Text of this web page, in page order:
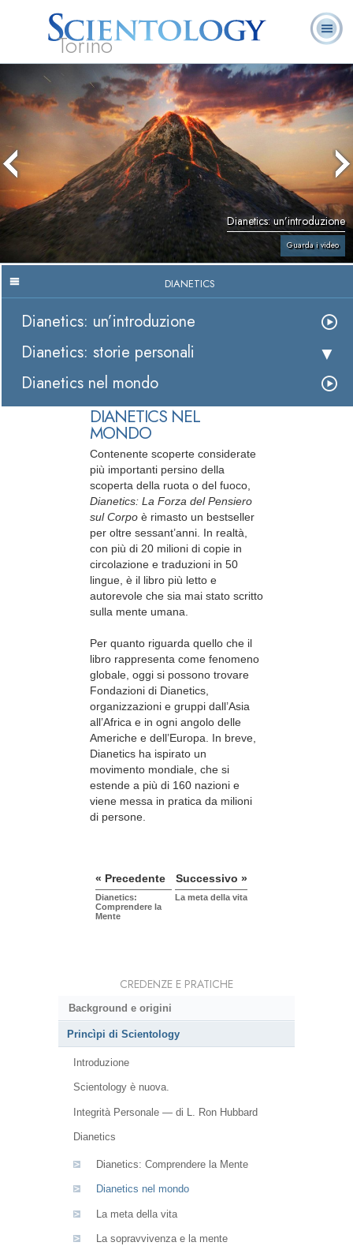
Torino
Fondatore
Che cos’è
Scientology?
Ministri
Volontari
Domande
ricorrenti
Dianetics: un’introduzione
Guarda i video
DIANETICS
Dianetics: un’introduzione
Dianetics: storie personali
Dianetics nel mondo
DIANETICS NEL
MONDO
Contenente scoperte considerate
più importanti persino della
scoperta della ruota o del fuoco,
Dianetics: La Forza del Pensiero
sul Corpo è rimasto un bestseller
per oltre sessant’anni. In realtà,
con più di 20 milioni di copie in
circolazione e traduzioni in 50
lingue, è il libro più letto e
autorevole che sia mai stato scritto
sulla mente umana.
Per quanto riguarda quello che il
libro rappresenta come fenomeno
globale, oggi si possono trovare
Fondazioni di Dianetics,
organizzazioni e gruppi dall’Asia
all’Africa e in ogni angolo delle
Americhe e dell’Europa. In breve,
Dianetics ha ispirato un
movimento mondiale, che si
estende a più di 160 nazioni e
viene messa in pratica da milioni
di persone.
« Precedente
Dianetics:
Comprendere la
Mente
Successivo »
La meta della vita
CREDENZE E PRATICHE
Background e origini
Princìpi di Scientology
Introduzione
Scientology è nuova.
Integrità Personale — di L. Ron Hubbard
Dianetics
Dianetics: Comprendere la Mente
Dianetics nel mondo
La meta della vita
La sopravvivenza e la mente